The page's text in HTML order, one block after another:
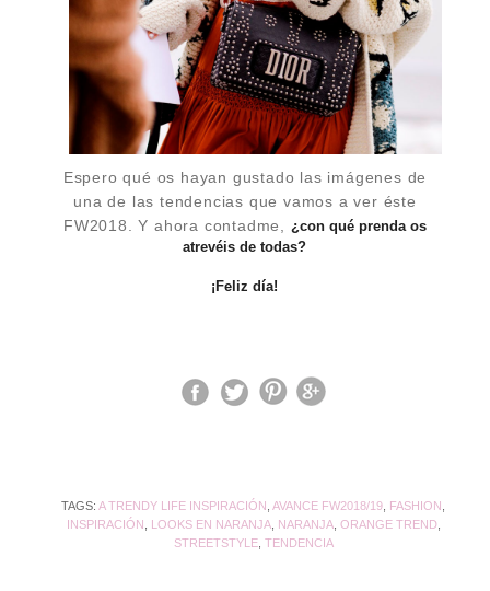
Espero qué os hayan gustado las imágenes de
una de las tendencias que vamos a ver éste
FW2018. Y ahora contadme, ¿con qué prenda os
atrevéis de todas?
¡Feliz día!
TAGS:A TRENDY LIFE INSPIRACIÓN ,AVANCE FW2018/19 FASHION
INSPIRACIÓN
LOOKS EN NARANJA, NARANJA, ORANGE TREND,
STREETSTYLE, TENDENCIA